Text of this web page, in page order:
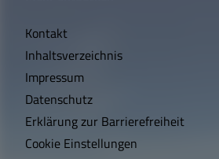
c
h
t
i
Kontakt
Inhaltsverzeichnis
Impressum
Datenschutz
Erklärung zur Barrierefreiheit
Cookie Einstellungen